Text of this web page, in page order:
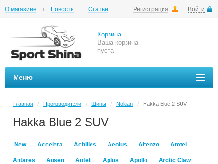
Регистрация Войти
О магазине Новости
Статьи
Корзина
Ваша корзина
пуста
Меню
Главная / Производители / Шины / Nokian / Hakka Blue 2 SUV
Hakka Blue 2 SUV
.New Accelera Achilles Aeolus Altenzo Amtel
Antares Aosen Aoteli Aplus Apollo Arctic Claw